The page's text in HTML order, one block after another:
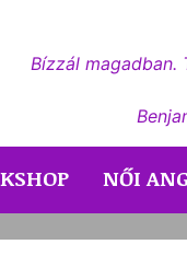
Bízzál magadban.
NŐI
tettél,